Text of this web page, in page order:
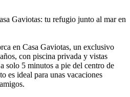
Gaviotas: tu refugio junto al mar en
en Casa Gaviotas, un exclusivo
con piscina privada y vistas
solo 5 minutos a pie del centro de
es ideal para unas vacaciones